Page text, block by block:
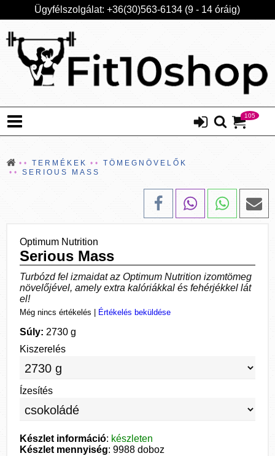
Ügyfélszolgálat: +36(30)563-6134 (9 - 14 óráig)
105
TERMÉKEK
TÖMEGNÖVELŐK
SERIOUS MASS
Optimum Nutrition
Serious Mass
Turbózd fel izmaidat az Optimum Nutrition izomtömeg
növelőjével, amely extra kalóriákkal és fehérjékkel lát
el!
Még nincs értékelés Értékelés beküldése
Súly: 2730 g
Kiszerelés
Ízesítés
Készlet információ: készleten
Készlet mennyiség: 9988 doboz